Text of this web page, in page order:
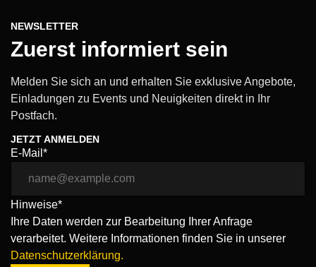
NEWSLETTER
Zuerst informiert sein
Melden Sie sich an und erhalten Sie exklusive Angebote,
Einladungen zu Events und Neuigkeiten direkt in Ihr
Postfach.
JETZT ANMELDEN
E-Mail*
Hinweise*
Ihre Daten werden zur Bearbeitung Ihrer Anfrage
verarbeitet. Weitere Informationen finden Sie in unserer
Datenschutzerklärung.